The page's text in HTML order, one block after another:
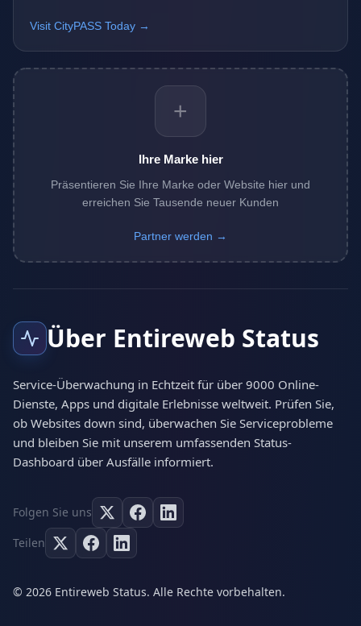
Visit CityPASS Today →
+
Ihre Marke hier
Präsentieren Sie Ihre Marke oder Website hier und
erreichen Sie Tausende neuer Kunden
Partner werden →
Über Entireweb Status
Service-Überwachung in Echtzeit für über 9000 Online-
Dienste, Apps und digitale Erlebnisse weltweit. Prüfen Sie,
ob Websites down sind, überwachen Sie Serviceprobleme
und bleiben Sie mit unserem umfassenden Status-
Dashboard über Ausfälle informiert.
Folgen Sie uns
Teilen
© 2026 Entireweb Status. Alle Rechte vorbehalten.